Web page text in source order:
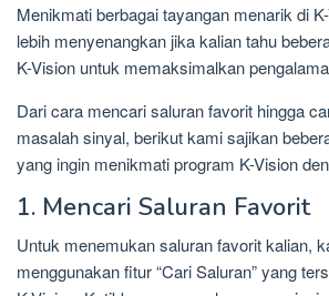
Menikmati berbagai tayangan menarik di
lebih menyenangkan jika kalian tahu
K-Vision untuk memaksimalkan
Dari cara mencari saluran favorit hingga
masalah sinyal, berikut kami sajikan
yang ingin menikmati program K-Vision
1. Mencari Saluran Favorit
Untuk menemukan saluran favorit kalian,
menggunakan fitur “Cari Saluran” yang